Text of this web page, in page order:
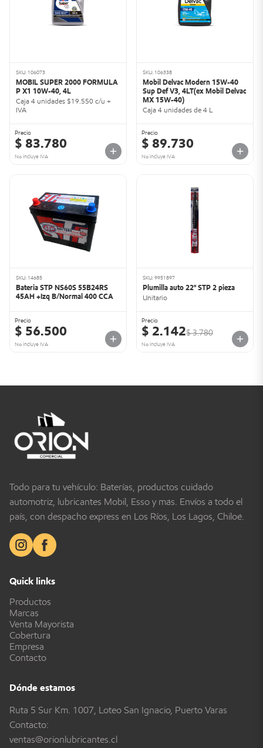
SKU: 106073
MOBIL SUPER 2000 FORMULA
P X1 10W-40, 4L
Caja 4 unidades $19.550 c/u +
IVA
Precio
$ 83.780
No incluye IVA
SKU: 106338
Mobil Delvac Modern 15W-40
Sup Def V3, 4LT(ex Mobil Delvac
MX 15W-40)
Caja 4 unidades de 4 L
Precio
$ 89.730
No incluye IVA
SKU: 14685
Bateria STP NS60S 55B24RS
45AH +Izq B/Normal 400 CCA
Precio
$ 56.500
No incluye IVA
SKU: 9951897
Plumilla auto 22" STP 2 pieza
Unitario
Precio
$ 2.142$ 3.780
No incluye IVA
Todo para tu vehículo: Baterías, productos cuidado
automotriz, lubricantes Mobil, Esso y más. Envíos a todo el
país, con despacho express en Los Ríos, Los Lagos, Chiloé.
Quick links
Productos
Marcas
Venta Mayorista
Cobertura
Empresa
Contacto
Dónde estamos
Ruta 5 Sur Km. 1007, Loteo San Ignacio, Puerto Varas
Contacto:
ventas@orionlubricantes.cl